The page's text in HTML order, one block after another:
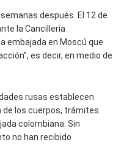
después. El 12 de
la Cancillería
embajada en Moscú que
es decir, en medio de
rusas establecen
los cuerpos, trámites
colombiana. Sin
no han recibido